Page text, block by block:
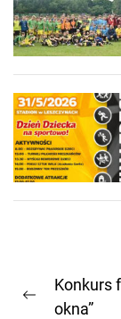
wpisu
Previous
Konkurs
okna”